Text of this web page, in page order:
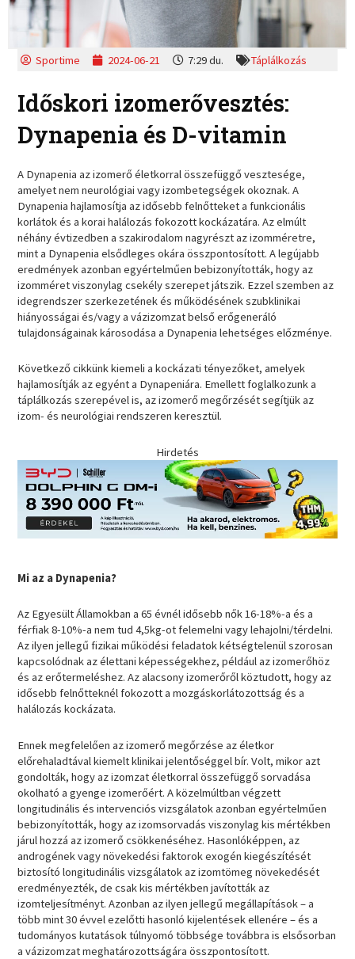
Sportime 2024-06-21 7:29 du. Táplálkozás
Időskori izomerővesztés:
Dynapenia és D-vitamin
A Dynapenia az izomerő életkorral összefüggő vesztesége,
amelyet nem neurológiai vagy izombetegségek okoznak. A
Dynapenia hajlamosítja az idősebb felnőtteket a funkcionális
korlátok és a korai halálozás fokozott kockázatára. Az elmúlt
néhány évtizedben a szakirodalom nagyrészt az izomméretre,
mint a Dynapenia elsődleges okára összpontosított. A legújabb
eredmények azonban egyértelműen bebizonyították, hogy az
izomméret viszonylag csekély szerepet játszik. Ezzel szemben az
idegrendszer szerkezetének és működésének szubklinikai
hiányosságai és/vagy a vázizomzat belső erőgeneráló
tulajdonságainak károsodása a Dynapenia lehetséges előzménye.
Következő cikkünk kiemeli a kockázati tényezőket, amelyek
hajlamosítják az egyént a Dynapeniára. Emellett foglalkozunk a
táplálkozás szerepével is, az izomerő megőrzését segítjük az
izom- és neurológiai rendszeren keresztül.
Hirdetés
Mi az a Dynapenia?
Az Egyesült Államokban a 65 évnél idősebb nők 16-18%-a és a
férfiak 8-10%-a nem tud 4,5kg-ot felemelni vagy lehajolni/térdelni.
Az ilyen jellegű fizikai működési feladatok kétségtelenül szorosan
kapcsolódnak az élettani képességekhez, például az izomerőhöz
és az erőtermeléshez. Az alacsony izomerőről köztudott, hogy az
idősebb felnőtteknél fokozott a mozgáskorlátozottság és a
halálozás kockázata.
Ennek megfelelően az izomerő megőrzése az életkor
előrehaladtával kiemelt klinikai jelentőséggel bír. Volt, mikor azt
gondolták, hogy az izomzat életkorral összefüggő sorvadása
okolható a gyenge izomerőért. A közelmúltban végzett
longitudinális és intervenciós vizsgálatok azonban egyértelműen
bebizonyították, hogy az izomsorvadás viszonylag kis mértékben
járul hozzá az izomerő csökkenéséhez. Hasonlóképpen, az
androgének vagy növekedési faktorok exogén kiegészítését
biztosító longitudinális vizsgálatok az izomtömeg növekedését
eredményezték, de csak kis mértékben javították az
izomteljesítményt. Azonban az ilyen jellegű megállapítások – a
több mint 30 évvel ezelőtti hasonló kijelentések ellenére – és a
tudományos kutatások túlnyomó többsége továbbra is elsősorban
a vázizomzat meghatározottságára összpontosított.